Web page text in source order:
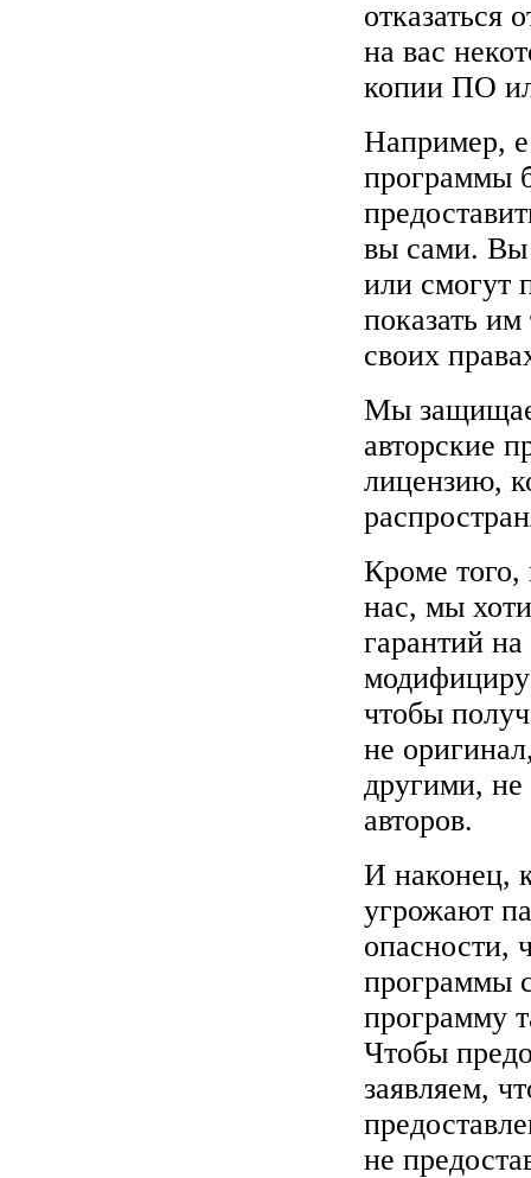
отказаться
на вас
копии ПО
Например,
программы
вы сами. Вы
или смогут
показать
своих
Мы
авторские
лицензию,
Кроме того,
нас, мы
гарантий
чтобы
не
другими, не
авторов.
И наконец,
угрожают
опасности,
программы
программу
Чтобы
заявляем,
не